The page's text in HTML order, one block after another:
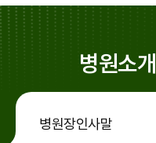
병원소개
병원장인사말